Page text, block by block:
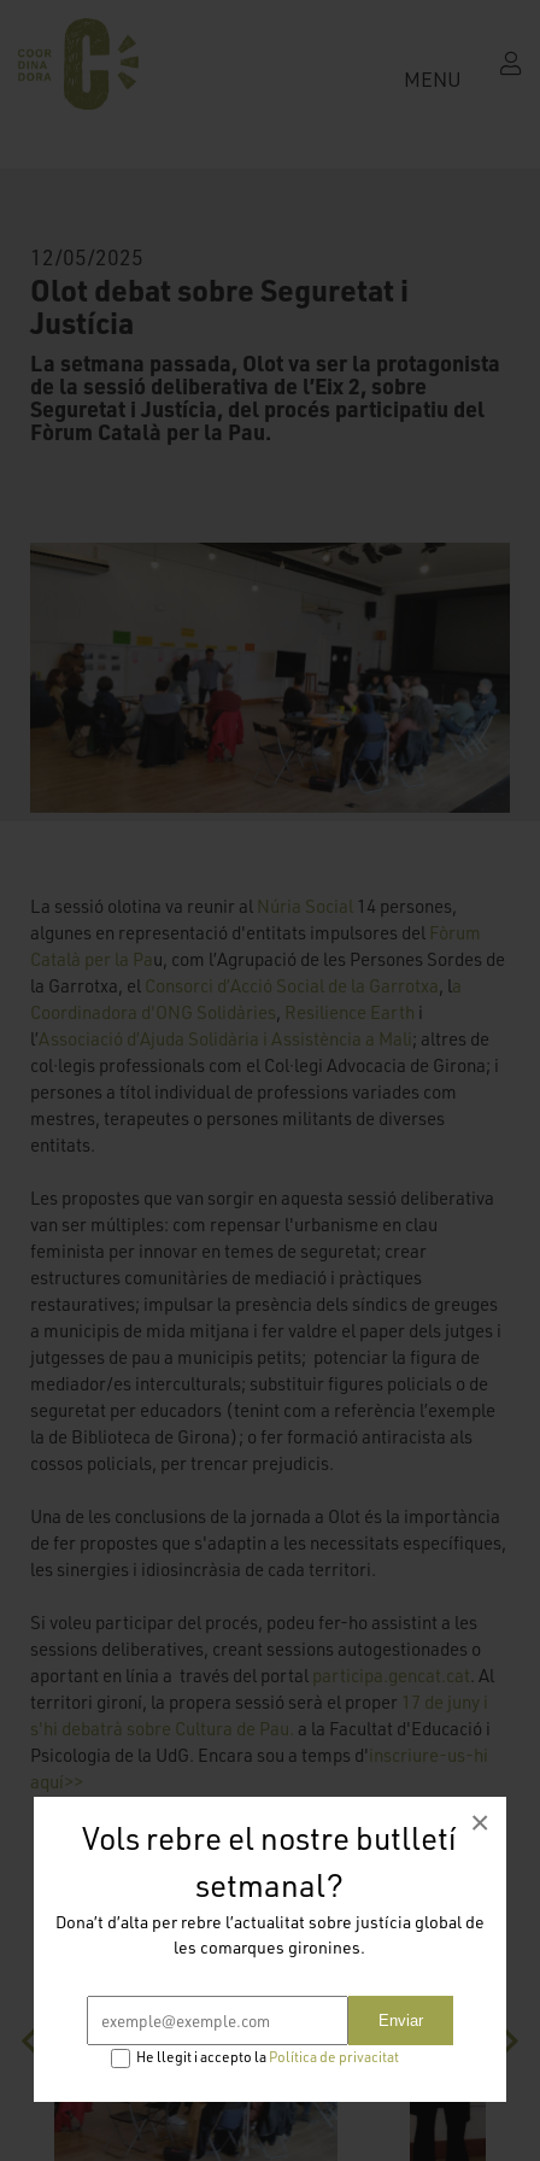
Vols rebre el nostre butlletí
setmanal?
Dona’t d’alta per rebre l’actualitat sobre justícia global de
les comarques gironines.
Enviar
He llegit i accepto la Política de privacitat
×
MENU
12/05/2025
Olot debat sobre Seguretat i
Justícia
La setmana passada, Olot va ser la protagonista
de la sessió deliberativa de l’Eix 2, sobre
Seguretat i Justícia, del procés participatiu del
Fòrum Català per la Pau.
La sessió olotina va reunir al Núria Social 14 persones,
algunes en representació d'entitats impulsores del Fòrum
Català per la Pau, com l’Agrupació de les Persones Sordes de
la Garrotxa, el Consorci d’Acció Social de la Garrotxa , la
Coordinadora d'ONG Solidàries Resilience Earth i
l’Associació d’Ajuda Solidària i Assistència a Mali ; altres de
col·legis professionals com el Col·legi Advocacia de Girona; i
persones a títol individual de professions variades com
mestres, terapeutes o persones militants de diverses
entitats.
Les propostes que van sorgir en aquesta sessió deliberativa
van ser múltiples: com repensar l'urbanisme en clau
feminista per innovar en temes de seguretat; crear
estructures comunitàries de mediació i pràctiques
restauratives; impulsar la presència dels síndics de greuges
a municipis de mida mitjana i fer valdre el paper dels jutges i
jutgesses de pau a municipis petits; potenciar la figura de
mediador/es interculturals; substituir figures policials o de
seguretat per educadors (tenint com a referència l’exemple
la de Biblioteca de Girona); o fer formació antiracista als
cossos policials, per trencar prejudicis.
Una de les conclusions de la jornada a Olot és la importància
de fer propostes que s'adaptin a les necessitats específiques,
les sinergies i idiosincràsia de cada territori.
Si voleu participar del procés, podeu fer-ho assistint a les
sessions deliberatives, creant sessions autogestionades o
aportant en línia a través del portal participa.gencat.cat . Al
territori gironí, la propera sessió serà el proper 17 de juny i
s'hi debatrà sobre Cultura de Pau. a la Facultat d'Educació i
Psicologia de la UdG. Encara sou a temps d'inscriure-us-hi
aquí>>